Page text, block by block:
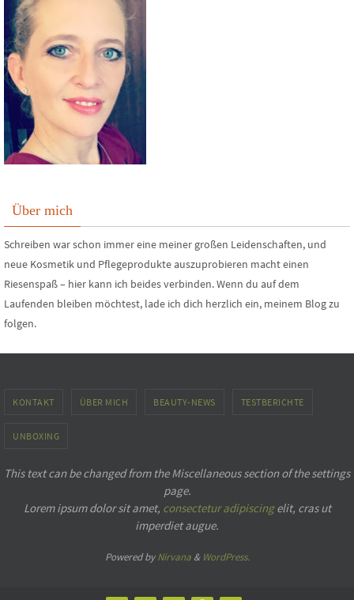
Über mich
Schreiben war schon immer eine meiner großen Leidenschaften, und
neue Kosmetik und Pflegeprodukte auszuprobieren macht einen
Riesenspaß – hier kann ich beides verbinden. Wenn du auf dem
Laufenden bleiben möchtest, lade ich dich herzlich ein, meinem Blog zu
folgen.
KONTAKT ÜBER MICH BEAUTY-NEWS TESTBERICHTE
UNBOXING
This text can be changed from the Miscellaneous section of the settings
page.
Lorem ipsumdolor sit amet, consectetur adipiscingelit, cras ut
imperdiet augue.
Powered byNirvana& WordPress.